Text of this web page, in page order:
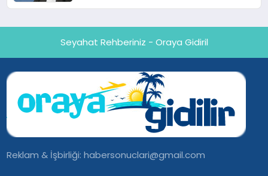
Seyahat Rehberiniz - Oraya Gidiril
Reklam & İşbirliği:habersonuclari@gmail.com